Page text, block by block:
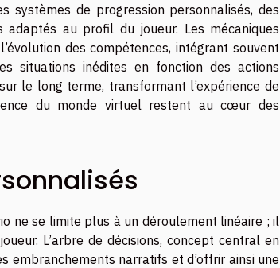
systèmes de progression personnalisés, des
au profil du joueur. Les mécaniques
des compétences, intégrant souvent
situations inédites en fonction des actions
le long terme, transformant l’expérience de
du monde virtuel restent au cœur des
ne se limite plus à un déroulement linéaire ; il
L’arbre de décisions, concept central en
embranchements narratifs et d’offrir ainsi une